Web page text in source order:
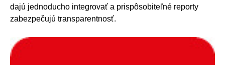
dajú jednoducho integrovať a prispôsobiteľné reporty
zabezpečujú transparentnosť.